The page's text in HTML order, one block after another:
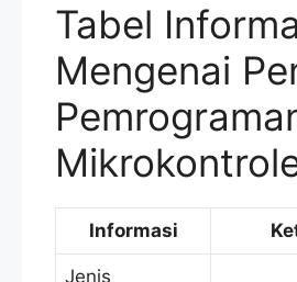
Tabel
Mengenai
Informasi
Jenis